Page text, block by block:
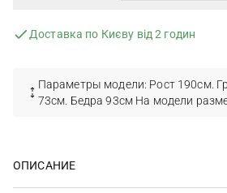
Доставка по Києву від 2 годин
Параметры модели: Рост 190см.
73см. Бедра 93см На модели
ОПИСАНИЕ